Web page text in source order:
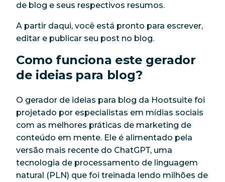
de blog e seus respectivos resumos.
A partir daqui, você está pronto para escrever,
editar e publicar seu post no blog.
Como funciona este gerador
de ideias para blog?
O gerador de ideias para blog da Hootsuite foi
projetado por especialistas em mídias sociais
com as melhores práticas de marketing de
conteúdo em mente. Ele é alimentado pela
versão mais recente do ChatGPT, uma
tecnologia de processamento de linguagem
natural (PLN) que foi treinada lendo milhões de